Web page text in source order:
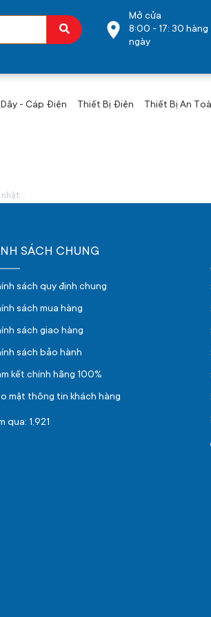
Mở cửa
8:00 - 17: 30 hàng
ngày
Dây - Cáp Điện Thiết Bị Điện Thiết Bị An
SÁCH CHUNG
sách quy định chung
sách mua hàng
sách giao hàng
sách bảo hành
kết chính hãng 100%
mật thông tin khách hàng
qua: 1,921